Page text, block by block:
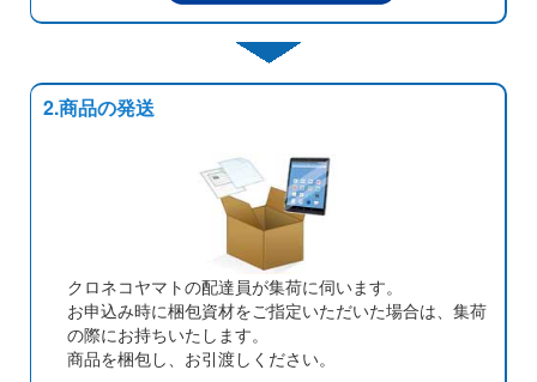
2.商品の発送
クロネコヤマトの配達員が集荷に伺います。
お申込み時に梱包資材をご指定いただいた場合は、集荷
の際にお持ちいたします。
商品を梱包し、お引渡しください。